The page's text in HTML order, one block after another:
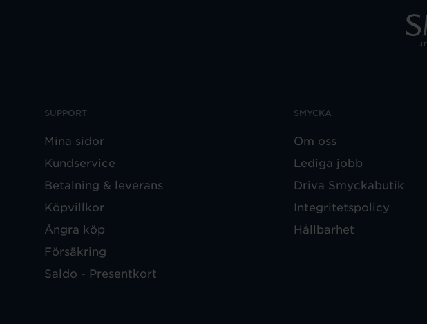
SUPPORT
Mina sidor
Kundservice
Betalning & leverans
Köpvillkor
Ångra köp
Försäkring
Saldo - Presentkort
SMYCKA
Om oss
Lediga jobb
Driva Smyckabutik
Integritetspolicy
Hållbarhet